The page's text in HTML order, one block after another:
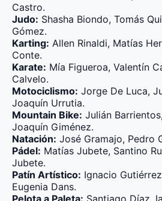
Castro.
Judo: Shasha Biondo, Tomás
Gómez.
Karting: Allen Rinaldi, Matías
Conte.
Karate: Mía Figueroa, Valentín
Calvelo.
Motociclismo: Jorge De Luca,
Joaquín Urrutia.
Mountain Bike: Julián
Joaquín Giménez.
Natación: José Gramajo, Pedro
Pádel: Matías Jubete, Santino
Jubete.
Patín Artístico: Ignacio
Eugenia Dans.